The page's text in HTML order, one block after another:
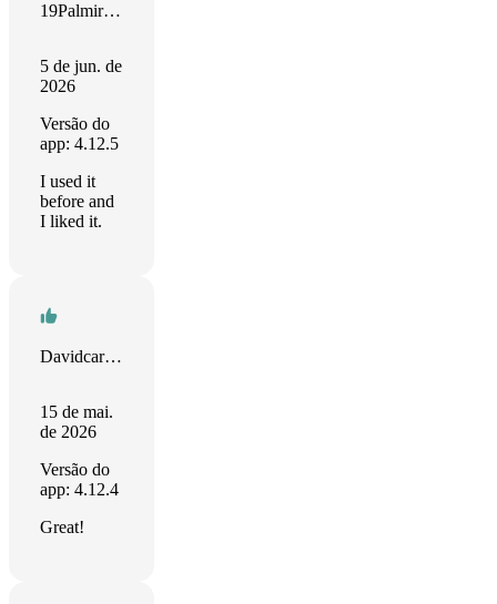
19Palmira54!!
5 de jun. de
2026
Versão do
app: 4.12.5
I used it
before and
I liked it.
Davidcarldesign
15 de mai.
de 2026
Versão do
app: 4.12.4
Great!